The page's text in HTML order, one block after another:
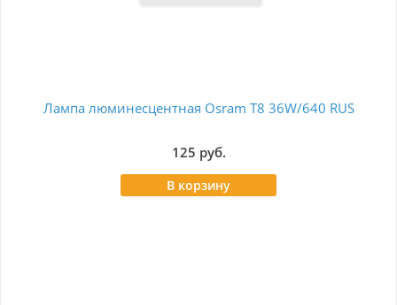
Лампа люминесцентная Osram T8 36W/640 RUS
125 руб.
В корзину